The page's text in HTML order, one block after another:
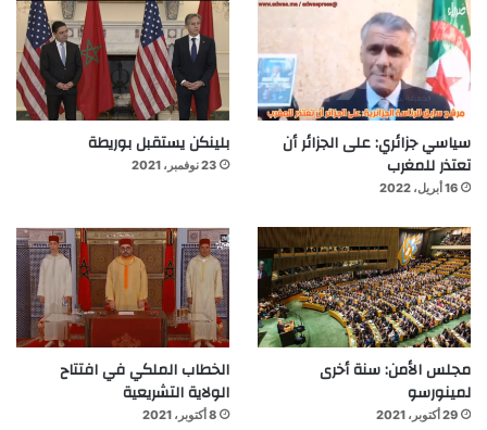
سياسي جزائري: على الجزائر أن
تعتذر للمغرب
16 أبريل، 2022
بلينكن يستقبل بوريطة
23 نوفمبر، 2021
مجلس الأمن: سنة أخرى
لمينورسو
29 أكتوبر، 2021
الخطاب الملكي في افتتاح
الولاية التشريعية
8 أكتوبر، 2021